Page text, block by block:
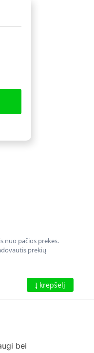
nuo pačios prekės.
prekių
Į krepšelį
bei